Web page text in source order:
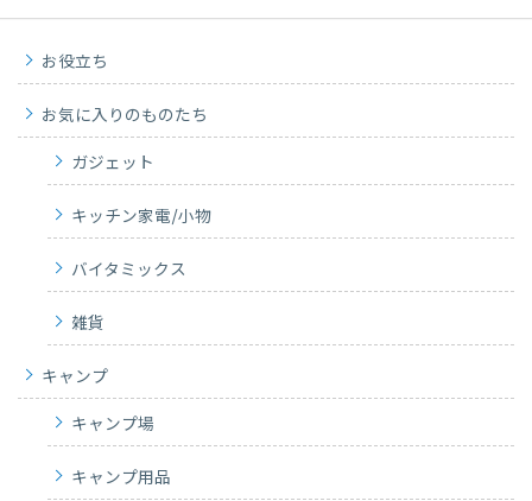
お役立ち
お気に入りのものたち
ガジェット
キッチン家電/小物
バイタミックス
雑貨
キャンプ
キャンプ場
キャンプ用品